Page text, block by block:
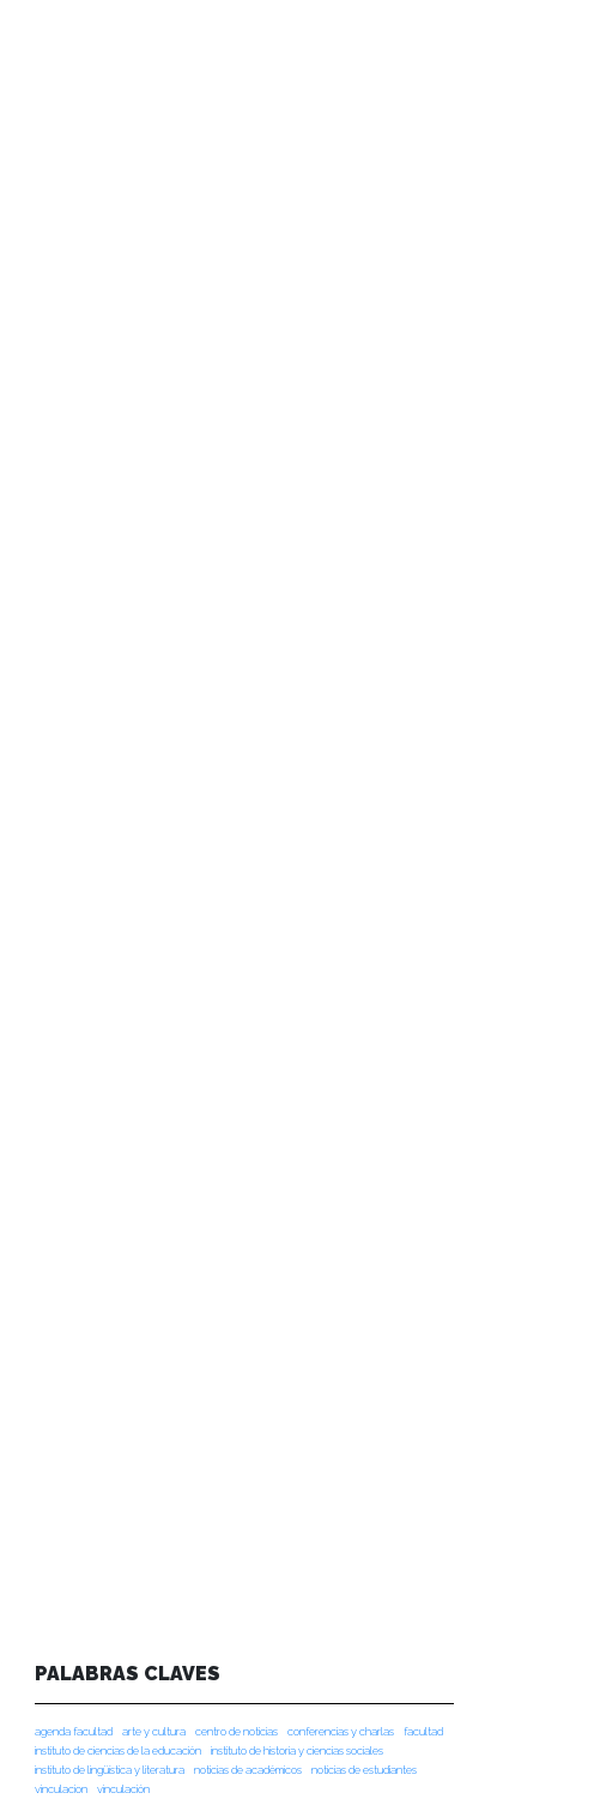
PALABRAS CLAVES
agenda facultad arte y cultura centro de noticias conferencias y charlas
facultad
instituto de ciencias de la educación
instituto de historia y ciencias sociales
instituto de lingüística y literatura
noticias de académicos
noticias de estudiantes
vinculacion
vinculación